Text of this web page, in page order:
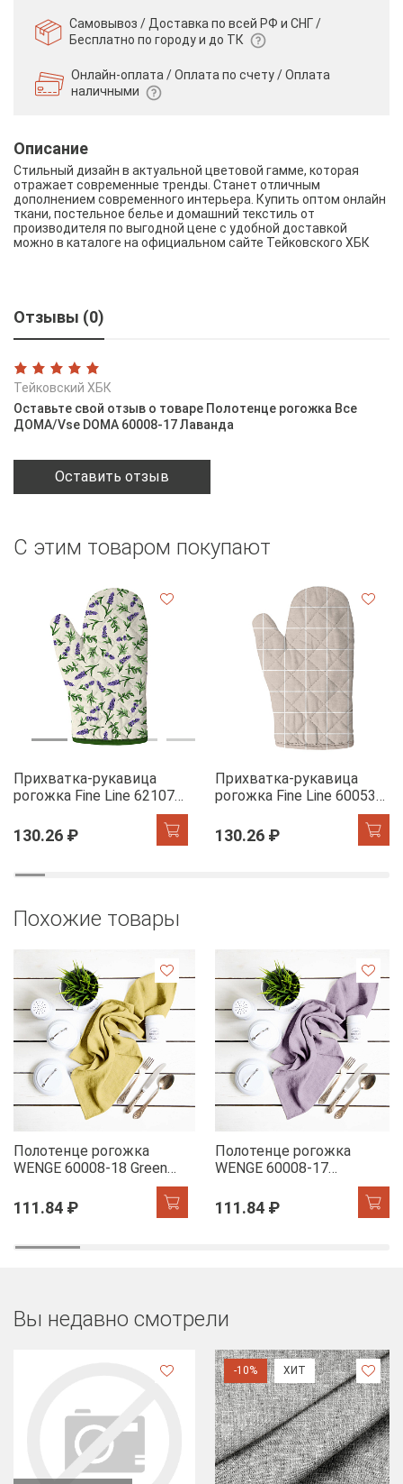
Самовывоз / Доставка по всей РФ и СНГ /
Бесплатно по городу и до ТК
Онлайн-оплата / Оплата по счету /Оплата
наличными
Описание
Стильный дизайн в актуальной цветовой гамме, которая
отражает современные тренды. Станет отличным
дополнением современного интерьера. Купить оптом онлайн
ткани, постельное белье и домашний текстиль от
производителя по выгодной цене с удобной доставкой
можно в каталоге на официальном сайте Тейковского ХБК
Отзывы (0)
Тейковский ХБК
Оставьте свой отзыв о товаре Полотенце рогожка Все
ДОМА/Vse DOMA 60008-17 Лаванда
Оставить отзыв
С этим товаром покупают
Прихватка-рукавица
рогожка Fine Line 62107-1
130.26 ₽
Прихватка-рукавица
рогожка Fine Line 60053-1
130.26 ₽
Похожие товары
Полотенце рогожка
WENGE 60008-18 Green
111.84 ₽
Полотенце рогожка
WENGE 60008-17
111.84 ₽
Вы недавно смотрели
-10% ХИТ